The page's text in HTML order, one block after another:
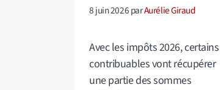
8 juin 2026parAurélie Giraud
Avec les impôts 2026, certains
contribuables vont récupérer
une partie des sommes